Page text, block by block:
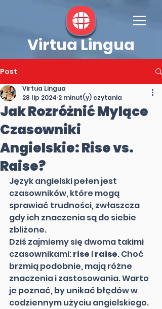
Virtua Lingua
Post
Jak Rozróżnić Mylące
Czasowniki
Angielskie: Rise vs.
Raise?
Virtua Lingua
28 lip 2024 2 minut(y) czytania
Język angielski pełen jest
czasowników, które mogą
sprawiać trudności, zwłaszcza
gdy ich znaczenia są do siebie
zbliżone.
Dziś zajmiemy się dwoma takimi
czasownikami: rise i raise. Choć
brzmią podobnie, mają różne
znaczenia i zastosowania. Warto
je poznać, by unikać błędów w
codziennym użyciu angielskiego.